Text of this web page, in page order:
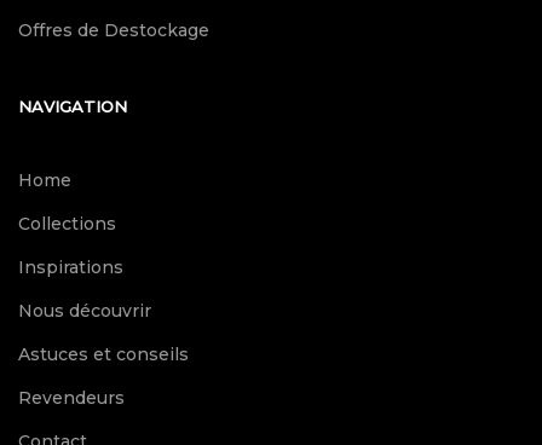
Offres de Destockage
NAVIGATION
Home
Collections
Inspirations
Nous découvrir
Astuces et conseils
Revendeurs